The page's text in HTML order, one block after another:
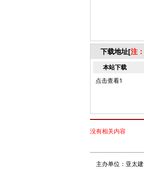
下载地址[注
本站下载
点击查看1
没有相关内容
主办单位：亚太